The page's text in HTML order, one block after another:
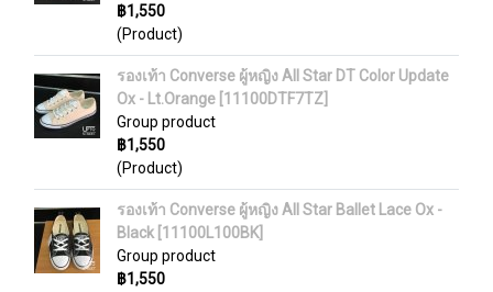
฿1,550
(Product)
รองเท้า Converse ผู้หญิง All Star DT Color Update
Ox - Lt.Orange [11100DTF7TZ]
Group product
฿1,550
(Product)
รองเท้า Converse ผู้หญิง All Star Ballet Lace Ox -
Black [11100L100BK]
Group product
฿1,550